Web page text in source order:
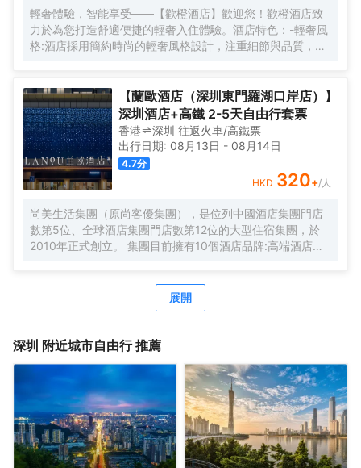
輕奢體驗，智能享受——【歡橙酒店】歡迎您！歡橙酒店致
力於為您打造舒適便捷的輕奢入住體驗。酒店特色：-輕奢風
格:酒店採用簡約時尚的輕奢風格設計，注重細節與品質，為
技帶來的便捷。-舒適享受:24小時熱水即開即熱，無需等
待，為您洗去一身疲憊。-影音娛樂:部分房間配備高清投影
儀，打造私人影院，享受震撼視聽盛宴。-貼心服務:酒店設有
洗衣房，並提供烘乾服務，解決您的洗衣煩惱，讓旅途更加
輕鬆自在。歡橙酒店是您商務出行、休閒度假的理想之選。
期待您的光臨！温馨提示，圖片僅供參考，無法涵蓋所有房
型，詳細的實物照片請諮詢酒店。
【蘭歐酒店（深圳東門羅湖口岸店）】
深圳酒店+高鐵 2-5天自由行套票
香港 深圳 往返火車/高鐵票
出行日期: 08月13日 - 08月14日
4.7分
HKD 320+/人
尚美生活集團（原尚客優集團），是位列中國酒店集團門店
數第5位、全球酒店集團門店數第12位的大型住宿集團，於
2010年正式創立。 集團目前擁有10個酒店品牌:高端酒店品
牌花美時、公寓品牌LIPPO公社。尚美生活旗下酒店超過
3500家（含在營店和籌建店），現已覆蓋全國31個省293座
團，尚美生活憑藉創新的商業模式、強大的品牌優勢和專業
創、共享大住宿共同體。未來，集團將不斷探索住宿業與互
聯網的結合、與新生活方式的結合，致力於成為全球領先的
生活服務連鎖平台，引領新尚美好生活。
展開
深圳 附近城市自由行 推薦